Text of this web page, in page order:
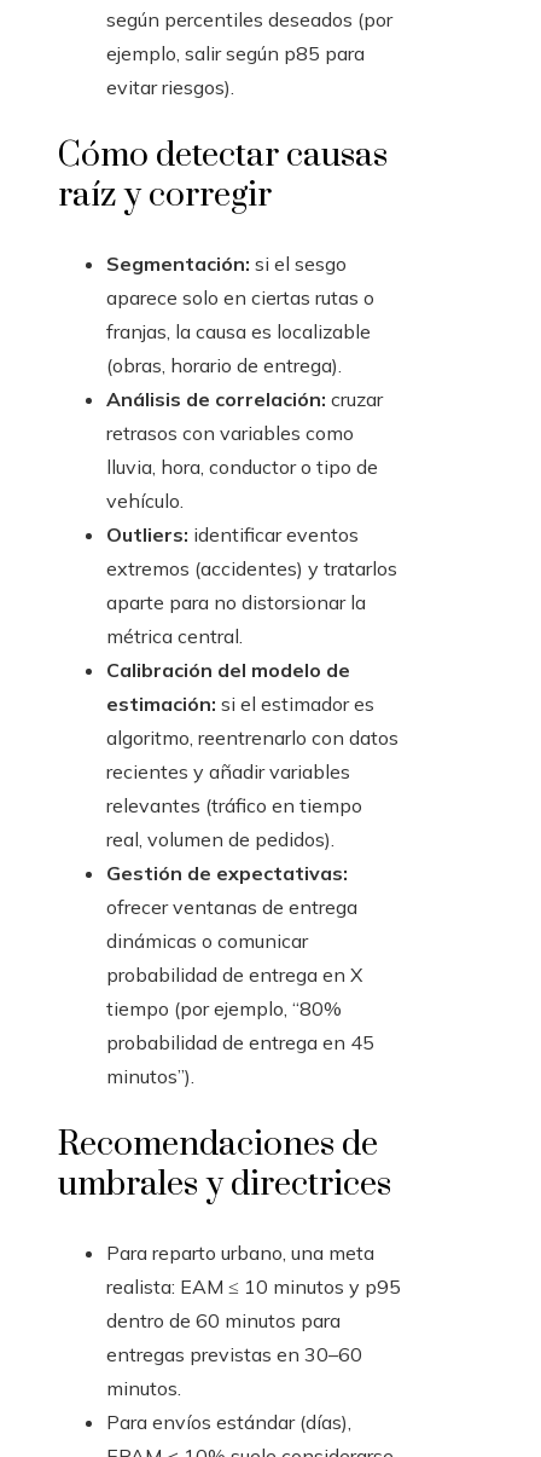
según percentiles deseados (por
ejemplo, salir según p85 para
evitar riesgos).
Cómo detectar causas
raíz y corregir
Segmentación: si el sesgo
aparece solo en ciertas rutas o
franjas, la causa es localizable
(obras, horario de entrega).
Análisis de correlación: cruzar
retrasos con variables como
lluvia, hora, conductor o tipo de
vehículo.
Outliers: identificar eventos
extremos (accidentes) y tratarlos
aparte para no distorsionar la
métrica central.
Calibración del modelo de
estimación: si el estimador es
algoritmo, reentrenarlo con datos
recientes y añadir variables
relevantes (tráfico en tiempo
real, volumen de pedidos).
Gestión de expectativas:
ofrecer ventanas de entrega
dinámicas o comunicar
probabilidad de entrega en X
tiempo (por ejemplo, “80%
probabilidad de entrega en 45
minutos”).
Recomendaciones de
umbrales y directrices
Para reparto urbano, una meta
realista: EAM ≤ 10 minutos y p95
dentro de 60 minutos para
entregas previstas en 30–60
minutos.
Para envíos estándar (días),